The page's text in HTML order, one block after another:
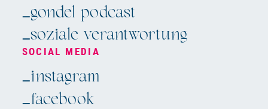
_gondel podcast
_soziale verantwortung
SOCIAL MEDIA
Navigation
überspringen
_instagram
_facebook